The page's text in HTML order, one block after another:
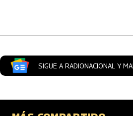
SIGUE A RADIONACIONAL Y